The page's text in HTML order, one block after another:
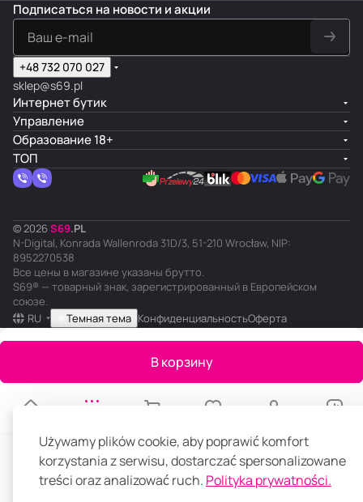
Używamy plików cookie, aby poprawić komfort
korzystania z serwisu, dostarczać spersonalizowane
treści oraz analizować ruch. Polityka prywatności.
В корзину
Подписаться на новости и акции
+48 732 070 027
sklep@s69.pl
Интернет бутик
Управление
Образование 18+
ТОП
© 2026 S69.PL
N-Digital, Konrada Wallenroda 31D/3, 51-210 Wrocław, NIP:
8952270538
Все цены в магазине указаны брутто.
S69® — товарный знак, зарегистрированный в Европейском
союзе.
RU
Темная тема КонфиденциальностьОферта